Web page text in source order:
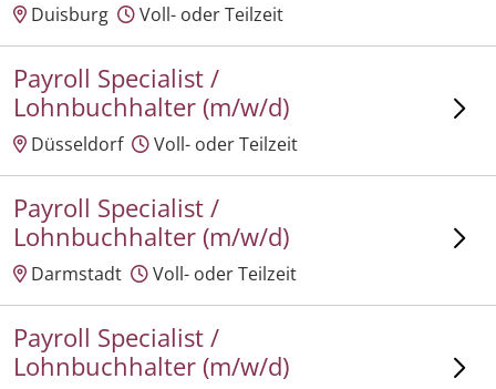
Duisburg Voll- oder Teilzeit
Payroll Specialist /
Lohnbuchhalter (m/w/d)
Düsseldorf Voll- oder Teilzeit
Payroll Specialist /
Lohnbuchhalter (m/w/d)
Darmstadt Voll- oder Teilzeit
Payroll Specialist /
Lohnbuchhalter (m/w/d)